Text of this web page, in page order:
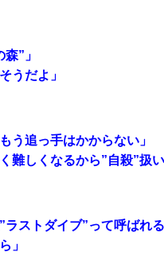
”」
うだよ」
う追っ手はかからない」
難しくなるから”自殺”扱
ストダイブ”って呼ばれる
」